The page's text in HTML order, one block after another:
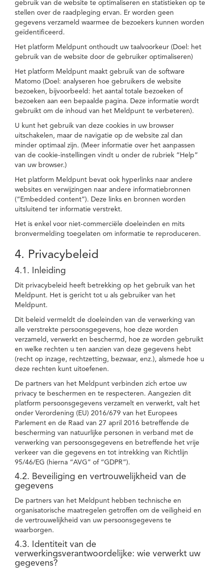
gebruik van de website te optimaliseren en statistieken op te
stellen over de raadpleging ervan. Er worden geen
gegevens verzameld waarmee de bezoekers kunnen worden
geïdentificeerd.
Het platform Meldpunt onthoudt uw taalvoorkeur (Doel: het
gebruik van de website door de gebruiker optimaliseren)
Het platform Meldpunt maakt gebruik van de software
Matomo (Doel: analyseren hoe gebruikers de website
bezoeken, bijvoorbeeld: het aantal totale bezoeken of
bezoeken aan een bepaalde pagina. Deze informatie wordt
gebruikt om de inhoud van het Meldpunt te verbeteren).
U kunt het gebruik van deze cookies in uw browser
uitschakelen, maar de navigatie op de website zal dan
minder optimaal zijn. (Meer informatie over het aanpassen
van de cookie-instellingen vindt u onder de rubriek “Help”
van uw browser.)
Het platform Meldpunt bevat ook hyperlinks naar andere
websites en verwijzingen naar andere informatiebronnen
(“Embedded content”). Deze links en bronnen worden
uitsluitend ter informatie verstrekt.
Het is enkel voor niet-commerciële doeleinden en mits
bronvermelding toegelaten om informatie te reproduceren.
4. Privacybeleid
4.1. Inleiding
Dit privacybeleid heeft betrekking op het gebruik van het
Meldpunt. Het is gericht tot u als gebruiker van het
Meldpunt.
Dit beleid vermeldt de doeleinden van de verwerking van
alle verstrekte persoonsgegevens, hoe deze worden
verzameld, verwerkt en beschermd, hoe ze worden gebruikt
en welke rechten u ten aanzien van deze gegevens hebt
(recht op inzage, rechtzetting, bezwaar, enz.), alsmede hoe u
deze rechten kunt uitoefenen.
De partners van het Meldpunt verbinden zich ertoe uw
privacy te beschermen en te respecteren. Aangezien dit
platform persoonsgegevens verzamelt en verwerkt, valt het
onder Verordening (EU) 2016/679 van het Europees
Parlement en de Raad van 27 april 2016 betreffende de
bescherming van natuurlijke personen in verband met de
verwerking van persoonsgegevens en betreffende het vrije
verkeer van die gegevens en tot intrekking van Richtlijn
95/46/EG (hierna “AVG” of “GDPR”).
4.2. Beveiliging en vertrouwelijkheid van de
gegevens
De partners van het Meldpunt hebben technische en
organisatorische maatregelen getroffen om de veiligheid en
de vertrouwelijkheid van uw persoonsgegevens te
waarborgen.
4.3. Identiteit van de
verwerkingsverantwoordelijke: wie verwerkt uw
gegevens?